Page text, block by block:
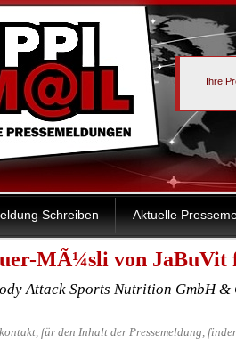
Ihre
Schreiben Aktuelle
MÃ¼sli von JaBuVit
Attack Sports Nutrition GmbH &
für den Inhalt der Pressemeldung,